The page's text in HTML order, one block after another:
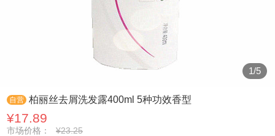
1/5
自营 柏丽丝去屑洗发露400ml 5种功效香型
¥17.89
市场价格：
¥23.25